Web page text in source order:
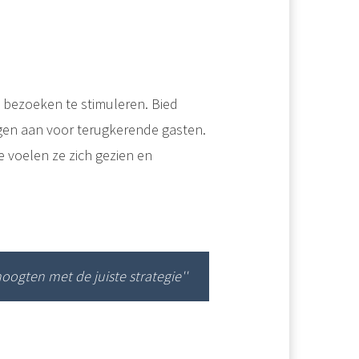
te stimuleren. Bied
aan voor terugkerende gasten.
voelen ze zich gezien en
met de juiste strategie''